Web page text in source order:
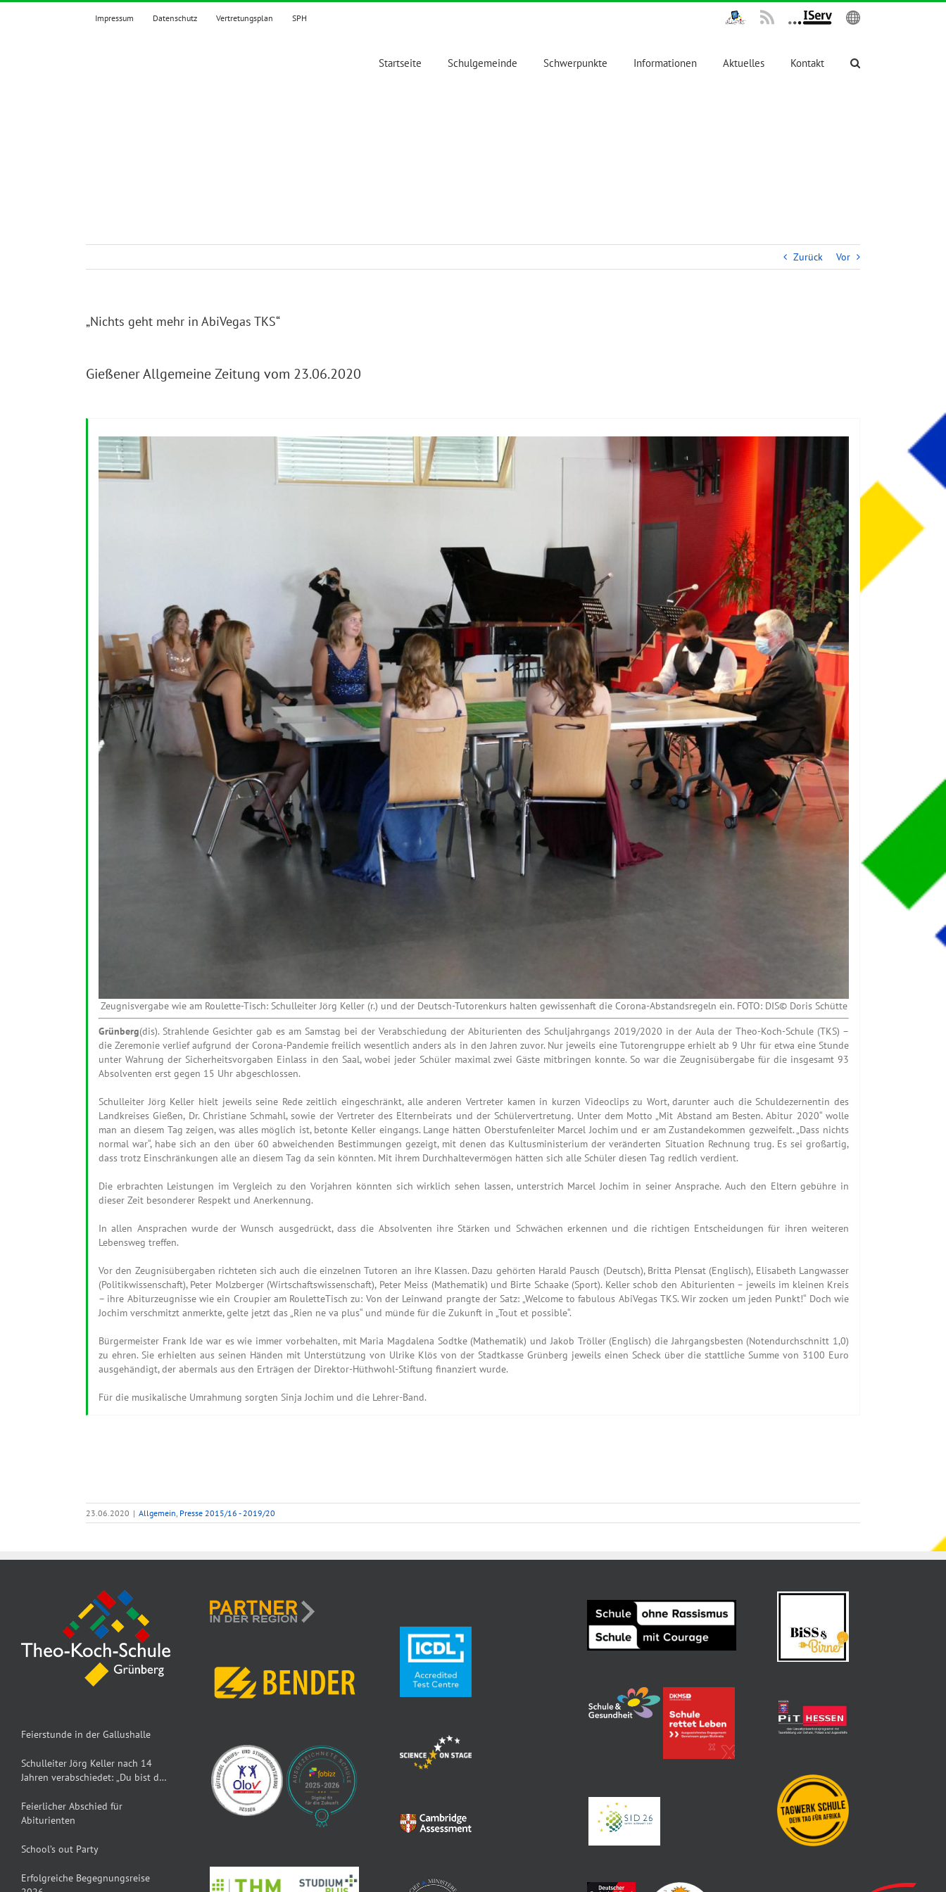
Zum
Impressum Datenschutz Vertretungsplan SPH IPadsTKS IServ English
Startseite Schulgemeinde Schwerpunkte Informationen Aktuelles Kontakt
Zurück Vor
„Nichts geht mehr in AbiVegas TKS“
Gießener Allgemeine Zeitung vom 23.06.2020
Zeugnisvergabe wie am Roulette-Tisch: Schulleiter Jörg Keller (r.) und der Deutsch-Tutorenkurs halten gewissenhaft die Corona-Abstandsregeln ein. FOTO: DIS© Doris Schütte
Grünberg(dis). Strahlende Gesichter gab es am Samstag bei der Verabschiedung der Abiturienten des Schuljahrgangs 2019/2020 in der Aula der Theo-Koch-Schule (TKS) –
die Zeremonie verlief aufgrund der Corona-Pandemie freilich wesentlich anders als in den Jahren zuvor. Nur jeweils eine Tutorengruppe erhielt ab 9 Uhr für etwa eine Stunde
unter Wahrung der Sicherheitsvorgaben Einlass in den Saal, wobei jeder Schüler maximal zwei Gäste mitbringen konnte. So war die Zeugnisübergabe für die insgesamt 93
Absolventen erst gegen 15 Uhr abgeschlossen.
Schulleiter Jörg Keller hielt jeweils seine Rede zeitlich eingeschränkt, alle anderen Vertreter kamen in kurzen Videoclips zu Wort, darunter auch die Schuldezernentin des
Landkreises Gießen, Dr. Christiane Schmahl, sowie der Vertreter des Elternbeirats und der Schülervertretung. Unter dem Motto „Mit Abstand am Besten. Abitur 2020“ wolle
man an diesem Tag zeigen, was alles möglich ist, betonte Keller eingangs. Lange hätten Oberstufenleiter Marcel Jochim und er am Zustandekommen gezweifelt. „Dass nichts
normal war“, habe sich an den über 60 abweichenden Bestimmungen gezeigt, mit denen das Kultusministerium der veränderten Situation Rechnung trug. Es sei großartig,
dass trotz Einschränkungen alle an diesem Tag da sein könnten. Mit ihrem Durchhaltevermögen hätten sich alle Schüler diesen Tag redlich verdient.
Die erbrachten Leistungen im Vergleich zu den Vorjahren könnten sich wirklich sehen lassen, unterstrich Marcel Jochim in seiner Ansprache. Auch den Eltern gebühre in
dieser Zeit besonderer Respekt und Anerkennung.
In allen Ansprachen wurde der Wunsch ausgedrückt, dass die Absolventen ihre Stärken und Schwächen erkennen und die richtigen Entscheidungen für ihren weiteren
Lebensweg treffen.
Vor den Zeugnisübergaben richteten sich auch die einzelnen Tutoren an ihre Klassen. Dazu gehörten Harald Pausch (Deutsch), Britta Plensat (Englisch), Elisabeth Langwasser
(Politikwissenschaft), Peter Molzberger (Wirtschaftswissenschaft), Peter Meiss (Mathematik) und Birte Schaake (Sport). Keller schob den Abiturienten – jeweils im kleinen Kreis
– ihre Abiturzeugnisse wie ein Croupier am RouletteTisch zu: Von der Leinwand prangte der Satz: „Welcome to fabulous AbiVegas TKS. Wir zocken um jeden Punkt!“ Doch wie
Jochim verschmitzt anmerkte, gelte jetzt das „Rien ne va plus“ und münde für die Zukunft in „Tout et possible“.
Bürgermeister Frank Ide war es wie immer vorbehalten, mit Maria Magdalena Sodtke (Mathematik) und Jakob Tröller (Englisch) die Jahrgangsbesten (Notendurchschnitt 1,0)
zu ehren. Sie erhielten aus seinen Händen mit Unterstützung von Ulrike Klös von der Stadtkasse Grünberg jeweils einen Scheck über die stattliche Summe von 3100 Euro
ausgehändigt, der abermals aus den Erträgen der Direktor-Hüthwohl-Stiftung finanziert wurde.
Für die musikalische Umrahmung sorgten Sinja Jochim und die Lehrer-Band.
23.06.2020 | Allgemein, Presse 2015/16 - 2019/20
Feierstunde in der Gallushalle
Schulleiter Jörg Keller nach 14
Jahren verabschiedet: „Du bist der
Feierlicher Abschied für
Abiturienten
School’s out Party
Erfolgreiche Begegnungsreise